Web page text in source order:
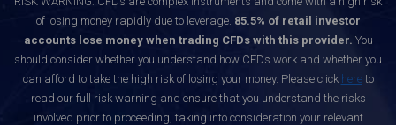
of losing money rapidly due to leverage. 85.5% of retail investor
accounts lose money when trading CFDs with this provider. You
should consider whether you understand how CFDs work and whether you
can afford to take the high risk of losing your money. Please click hereto
read our full risk warning and ensure that you understand the risks
involved prior to proceeding, taking into consideration your relevant